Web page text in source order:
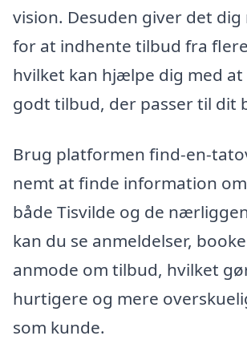
vision. Desuden giver det dig
for at indhente tilbud fra
hvilket kan hjælpe dig med
godt tilbud, der passer til dit
Brug platformen find-en-
nemt at finde information
både Tisvilde og de
kan du se anmeldelser,
anmode om tilbud, hvilket
hurtigere og mere
som kunde.